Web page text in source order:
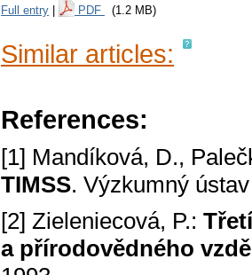
Full entry PDF (1.2 MB)
Similar articles:
References:
[1] Mandíková, D.,
TIMSS. Výzkumný
[2] Zieleniecová, P.:
a přírodovědného